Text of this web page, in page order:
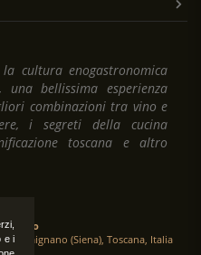
e i
cultura enogastronomica
bellissima esperienza
combinazioni tra vino e
i segreti della cucina
toscana e altro
Gimignano (Siena), Toscana, Italia